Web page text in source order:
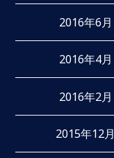
2016年6月
2016年4月
2016年2月
2015年12月